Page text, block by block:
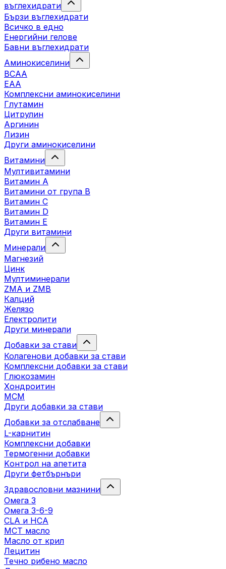
въглехидрати
Бързи въглехидрати
Всичко в едно
Енергийни гелове
Бавни въглехидрати
Аминокиселини
BCAA
EAA
Комплексни аминокиселини
Глутамин
Цитрулин
Аргинин
Лизин
Други аминокиселини
Витамини
Мултивитамини
Витамин А
Витамини от група B
Витамин C
Витамин D
Витамин E
Други витамини
Минерали
Магнезий
Цинк
Мултиминерали
ZMA и ZMB
Калций
Желязо
Електролити
Други минерали
Добавки за стави
Колагенови добавки за стави
Комплексни добавки за стави
Глюкозамин
Хондроитин
МСМ
Други добавки за стави
Добавки за отслабване
L-карнитин
Комплексни добавки
Термогенни добавки
Kонтрол на апетита
Други фетбърнъри
Здравословни мазнини
Омега 3
Омега 3-6-9
CLA и HCA
МСТ масло
Масло от крил
Лецитин
Течно рибено масло